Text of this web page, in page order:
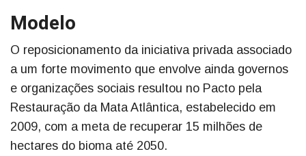
Modelo
O reposicionamento da iniciativa privada associado
a um forte movimento que envolve ainda governos
e organizações sociais resultou no Pacto pela
Restauração da Mata Atlântica, estabelecido em
2009, com a meta de recuperar 15 milhões de
hectares do bioma até 2050.